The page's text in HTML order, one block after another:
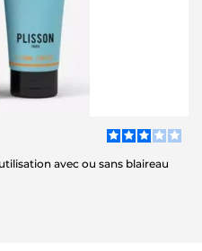
avec ou sans blaireau